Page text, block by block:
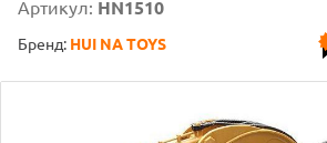
Артикул: HN1510
Бренд: HUI NA TOYS